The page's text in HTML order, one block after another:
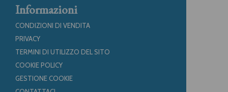
Informazioni
CONDIZIONI DI VENDITA
PRIVACY
TERMINI DI UTILIZZO DEL SITO
COOKIE POLICY
GESTIONE COOKIE